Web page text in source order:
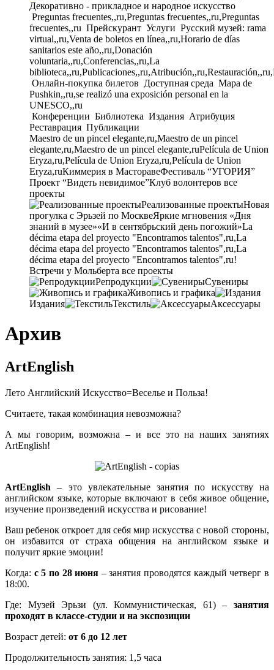
Декоративно - прикладное и народное искусство
Preguntas frecuentes,,ru,Preguntas frecuentes,,ru,Preguntas
frecuentes,,ru Прейскурант Услуги Русский музей: rama
virtual,,ru,Venta de boletos en línea,,ru,Horario de días
sanitarios este año,,ru,Donación
voluntaria,,ru,Conferencias,,ru,La
Онлайн-покупка билетов Доступная среда Mapa de
Pushkin,,ru,se realizó una exposición personal en la
UNESCO,,ru
Конференции Библиотека Издания Атрибуция
Реставрация Публикации
Maestro de un pincel elegante,ru,Maestro de un pincel
elegante,ru,Maestro de un pincel elegante,ruPelícula de Union
Eryza,ru,Película de Union Eryza,ru,Película de Union
Eryza,ruКиммерия в МасторавеФестиваль “УГОРИЯ”
Проект “Видеть невидимое”Клуб волонтеров все
проекты
Реализованные проектыНовая
прогулка с Эрьзей по МосквеЯркие мгновения «Дня
знаний в музее»«И в сентябрьский день погожий»La
décima etapa del proyecto "Encontramos talentos",ru,La
décima etapa del proyecto "Encontramos talentos",ru,La
décima etapa del proyecto "Encontramos talentos",ru!
Встречи у Мольберта все проекты
Репродукции
Сувениры
Живопись и графика
Издания
Текстиль Аксессуары
Архив
ArtEnglish
Лето Английский Искусство=Веселье и Польза!
Считаете, такая комбинация невозможна?
А мы говорим, возможна – и все это на наших занятиях
ArtEnglish!
ArtEnglish – это увлекательные занятия по искусству на
английском языке, которые включают в себя живое общение,
изучение произведений искусства и рисование!
Ваш ребенок откроет для себя мир искусства с новой стороны,
он избавится от страха общения на английском языке и
получит яркие эмоции!
Когда: с 5 по 28 июня – занятия проводятся каждый четверг в
18:00.
Где: Музей Эрьзи (ул. Коммунистическая, 61) – занятия
проходят в классе-студии и на экспозиции
Возраст детей: от 6 до 12 лет
Продолжительность занятия: 1,5 часа